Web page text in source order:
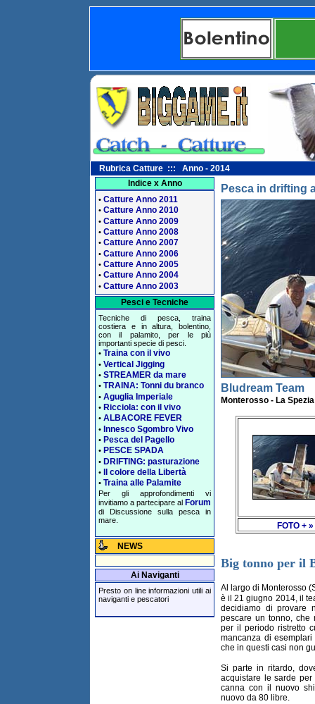
Rubrica Catture ::: Anno - 2014
Indice x Anno
• Catture Anno 2011
• Catture Anno 2010
• Catture Anno 2009
• Catture Anno 2008
• Catture Anno 2007
• Catture Anno 2006
• Catture Anno 2005
• Catture Anno 2004
• Catture Anno 2003
Pesci e Tecniche
Tecniche di pesca, traina
costiera e in altura, bolentino,
con il palamito, per le più
importanti specie di pesci.
• Traina con il vivo
• Vertical Jigging
• STREAMER da mare
• TRAINA: Tonni du branco
• Aguglia Imperiale
• Ricciola: con il vivo
• ALBACORE FEVER
• Innesco Sgombro Vivo
• Pesca del Pagello
• PESCE SPADA
• DRIFTING: pasturazione
• Il colore della Libertà
• Traina alle Palamite
Per gli approfondimenti vi
invitiamo a partecipare al Forum
di Discussione sulla pesca in
mare.
NEWS
Ai Naviganti
Presto on line informazioni utili ai
naviganti e pescatori
Pesca in drifting
Bludream Team
Monterosso - La
FOTO + »
Big tonno per il
Al largo di Monterosso
è il 21 giugno 2014, il
decidiamo di provare
pescare un tonno, che
per il periodo ristretto
mancanza di
che in questi casi non
Si parte in ritardo,
acquistare le sarde
canna con il nuovo
nuovo da 80 libre.